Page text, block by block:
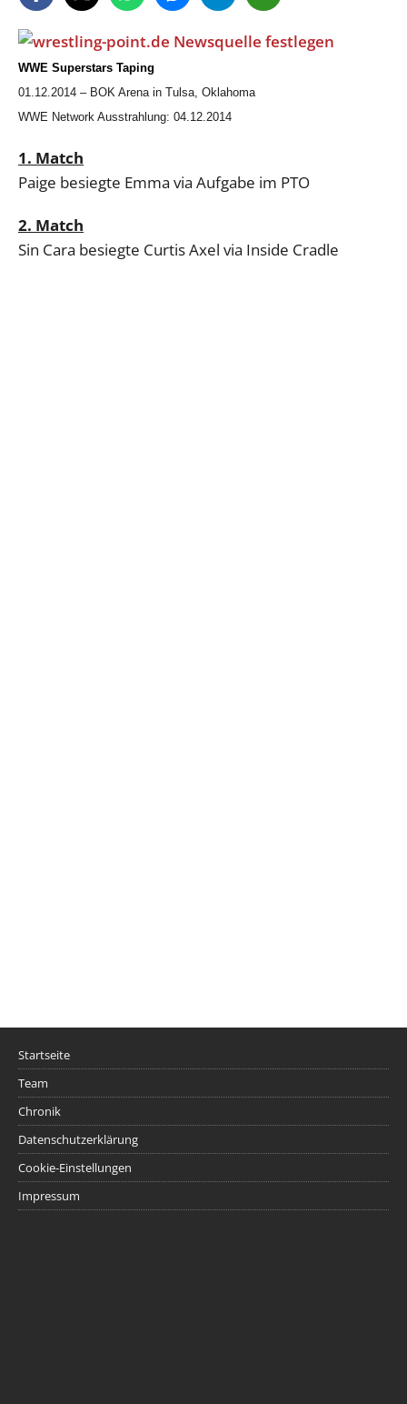
WWE Superstars Taping
01.12.2014 – BOK Arena in Tulsa, Oklahoma
WWE Network Ausstrahlung: 04.12.2014
1. Match
Paige besiegte Emma via Aufgabe im PTO
2. Match
Sin Cara besiegte Curtis Axel via Inside Cradle
Startseite
Team
Chronik
Datenschutzerklärung
Cookie-Einstellungen
Impressum